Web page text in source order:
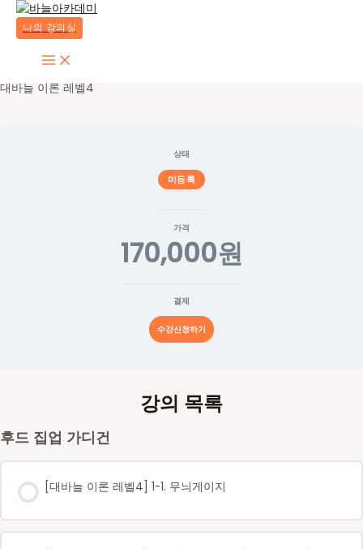
너
나의 강의실
Main
Menu
대바늘 이론 레벨4
상태
미등록
가격
170,000원
결제
수강신청하기
강의 목록
후드 집업 가디건
[대바늘 이론 레벨4] 1-1. 무늬게이지